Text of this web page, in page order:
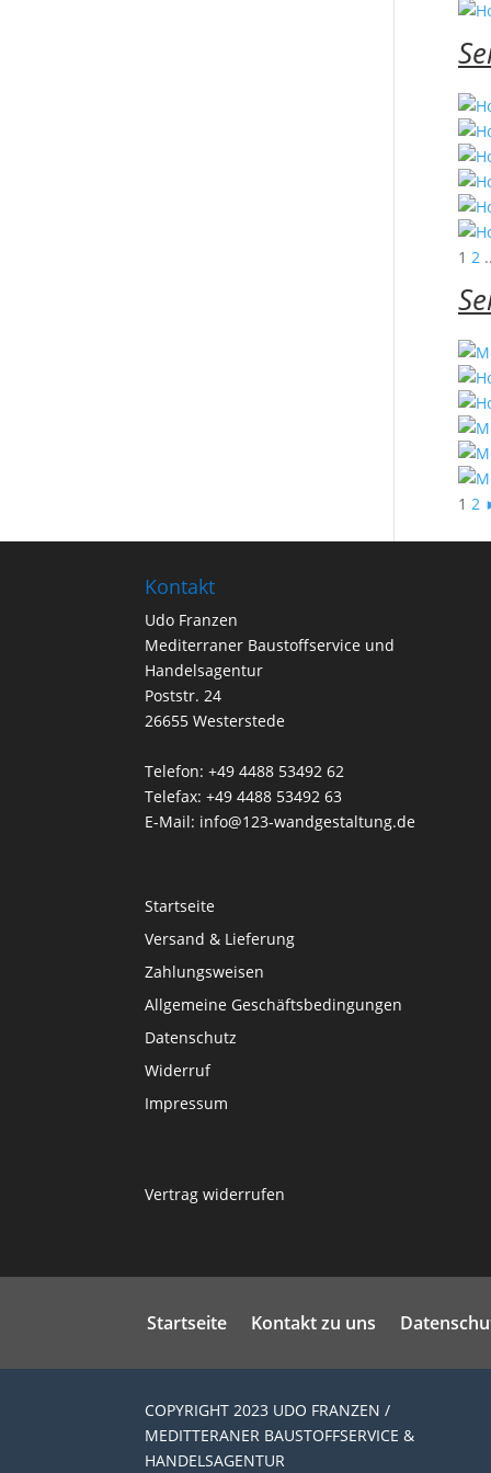
1 2
1 2
Kontakt
Udo Franzen
Mediterraner Baustoffservice und
Handelsagentur
Poststr. 24
26655 Westerstede
Telefon: +49 4488 53492 62
Telefax: +49 4488 53492 63
E-Mail: info@123-wandgestaltung.de
Startseite
Versand & Lieferung
Zahlungsweisen
Allgemeine Geschäftsbedingungen
Datenschutz
Widerruf
Impressum
Vertrag widerrufen
Startseite Kontakt zu uns
COPYRIGHT 2023 UDO FRANZEN /
MEDITTERANER BAUSTOFFSERVICE &
HANDELSAGENTUR